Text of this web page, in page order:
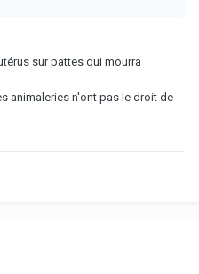
sur pattes qui mourra
animaleries n'ont pas le droit de